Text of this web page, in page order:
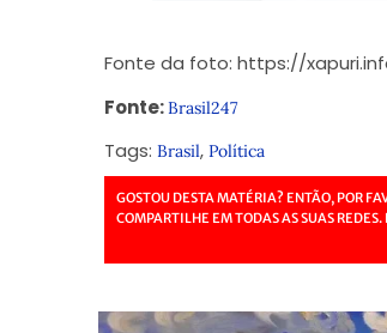
Fonte da foto: https://
Fonte:Brasil247
Tags: Brasil, Política
GOSTOU DESTA MATÉRIA? ENTÃO, POR
COMPARTILHE EM TODAS AS SUAS